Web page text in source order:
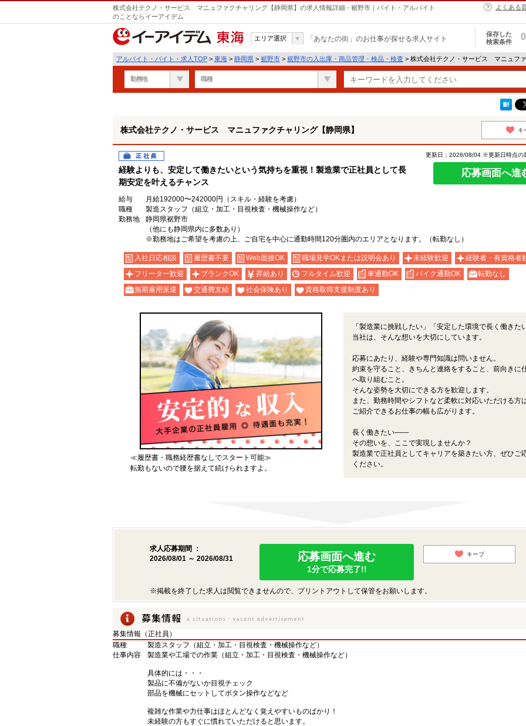
株式会社テクノ・サービス マニュファクチャリング【静岡県】の求人情報詳細 - 裾野市｜バイト・アルバイト
のことならイーアイデム
よくある
東海
エリア選択 「あなたの街」のお仕事が探せる求人サイト
保存した
検索条件
0
アルバイト・バイト・求人TOP > 東海 > 静岡県 > 裾野市 > 裾野市の入出庫・商品管理・検品・検査 > 株式会社テクノ・サービス マニュフ
勤務地 職種
株式会社テクノ・サービス マニュファクチャリング【静岡県】 キ
正社員
経験よりも、安定して働きたいという気持ちを重視！製造業で正社員として長
期安定を叶えるチャンス
更新日：2026/08/04 ※更新日時点の
応募画面へ進
給与
月給192000〜242000円（スキル・経験を考慮）
職種
製造スタッフ（組立・加工・目視検査・機械操作など）
勤務地
静岡県裾野市
（他にも静岡県内に多数あり）
※勤務地はご希望を考慮の上、ご自宅を中心に通勤時間120分圏内のエリアとなります。（転勤なし）
入社日応相談 履歴書不要 Web面接OK 職場見学OKまたは説明会あり 未経験歓迎
経験者・有資格者
フリーター歓迎
ブランクOK 昇給あり フルタイム歓迎 車通勤OK バイク通勤OK
転勤なし
無期雇用派遣
交通費支給 社会保険あり 資格取得支援制度あり
≪履歴書・職務経歴書なしでスタート可能≫
転勤もないので腰を据えて続けられますよ。
「製造業に挑戦したい」「安定した環境で長く働きたい
当社は、そんな想いを大切にしています。
応募にあたり、経験や専門知識は問いません。
約束を守ること、きちんと連絡をすること、前向きに
へ取り組むこと。
そんな姿勢を大切にできる方を歓迎します。
また、勤務時間やシフトなど柔軟に対応いただける方は
ご紹介できるお仕事の幅も広がります。
長く働きたい――
その想いを、ここで実現しませんか？
製造業で正社員としてキャリアを築きたい方、ぜひご
ください。
求人応募期間 ：
2026/08/01 ～ 2026/08/31
応募画面へ進む
1分で応募完了!!
キープ
※掲載を終了した求人は閲覧できませんので、プリントアウトして保管をお願いします。
募集情報（正社員）
職種
製造スタッフ（組立・加工・目視検査・機械操作など）
仕事内容
製造業や工場での作業（組立・加工・目視検査・機械操作など）
具体的には・・・
製品に不備がないか目視チェック
部品を機械にセットしてボタン操作などなど
複雑な作業や力仕事はほとんどなく覚えやすいものばかり！
未経験の方もすぐに慣れていただけると思います。